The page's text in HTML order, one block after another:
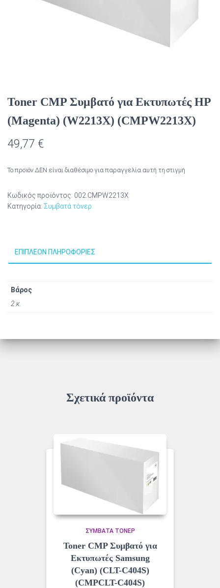
Toner CMP Συμβατό για Εκτυπωτές HP
(Magenta) (W2213X) (CMPW2213X)
49,77 €
Το προϊόν ΔΕΝ είναι διαθέσιμο για παραγγελία αυτή τη στιγμή
Κωδικός προϊόντος: 002.CMPW2213X
Κατηγορία: Συμβατά τόνερ
ΕΠΙΠΛΈΟΝ ΠΛΗΡΟΦΟΡΊΕΣ
Βάρος
2 κ.
Σχετικά προϊόντα
ΣΥΜΒΑΤΆ ΤΌΝΕΡ
Toner CMP Συμβατό για
Εκτυπωτές Samsung
(Cyan) (CLT-C404S)
(CMPCLT-C404S)